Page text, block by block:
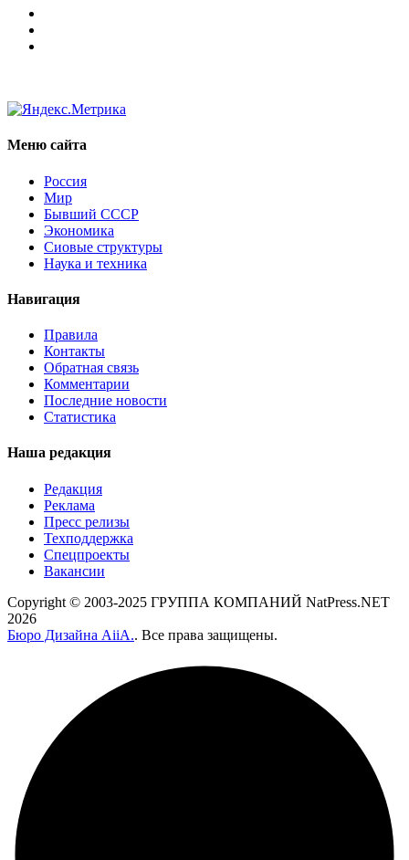
Меню сайта
Россия
Мир
Бывший СССР
Экономика
Сиовые структуры
Наука и техника
Навигация
Правила
Контакты
Обратная связь
Комментарии
Последние новости
Статистика
Наша редакция
Редакция
Реклама
Пресс релизы
Техподдержка
Спецпроекты
Вакансии
Copyright © 2003-2025 ГРУППА КОМПАНИЙ NatPress.NET
2026
Бюро Дизайна AiiA.. Все права защищены.